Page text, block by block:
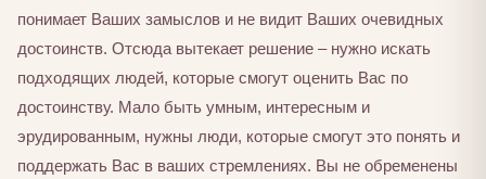
понимает Ваших замыслов и не видит Ваших очевидных
достоинств. Отсюда вытекает решение – нужно искать
подходящих людей, которые смогут оценить Вас по
достоинству. Мало быть умным, интересным и
эрудированным, нужны люди, которые смогут это понять и
поддержать Вас в ваших стремлениях. Вы не обременены